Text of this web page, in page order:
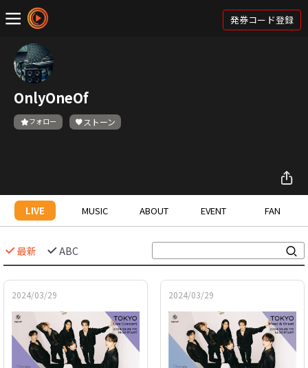
発券コード登録
OnlyOneOf
フォロー ストーン
LIVE MUSIC ABOUT EVENT FAN
最新 ABC
2024/03/29 2024/03/29